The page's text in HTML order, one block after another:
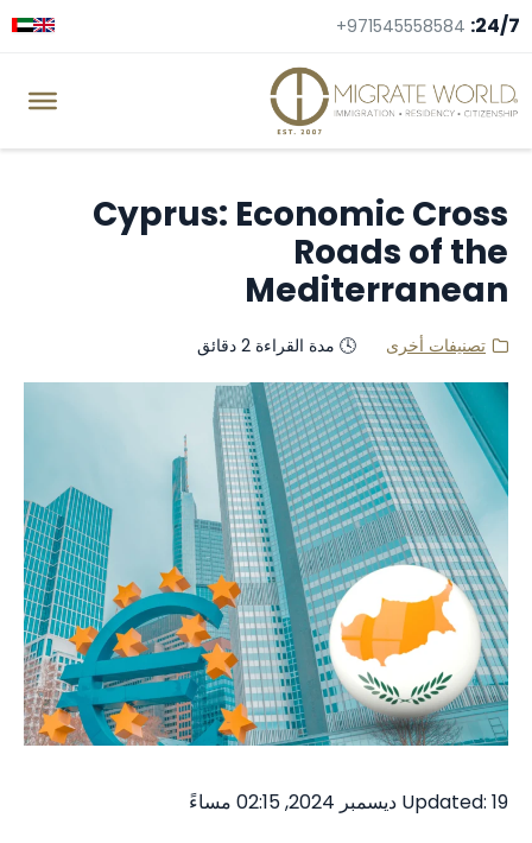
24/7:
+971545558584
Cyprus: Economic Cross
Roads of the
Mediterranean
تصنيفات أخرى 🕓 مدة القراءة 2 دقائق
Updated: 19 ديسمبر 2024, 02:15 مساءً